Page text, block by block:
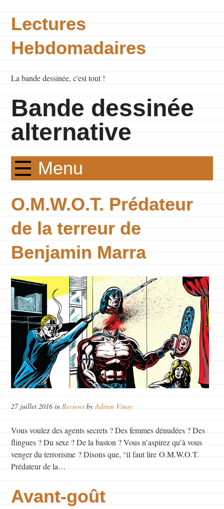
Lectures
Hebdomadaires
La bande dessinée, c'est tout !
Bande dessinée
alternative
Menu
O.M.W.O.T. Prédateur
de la terreur de
Benjamin Marra
27 juillet 2016 in Reviews byAdrien Vinay
Vous voulez des agents secrets ? Des femmes dénudées ? Des
flingues ? Du sexe ? De la baston ? Vous n’aspirez qu’à vous
venger du terrorisme ? Disons que, “il faut lire O.M.W.O.T.
Prédateur de la…
Avant-goût